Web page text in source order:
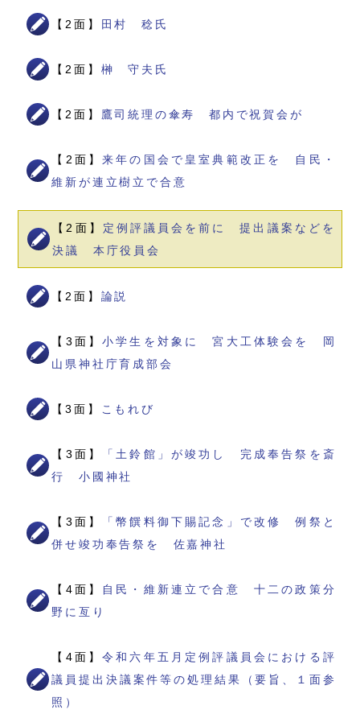
【2面】 田村 稔氏
【2面】 榊 守夫氏
【2面】 鷹司統理の傘寿 都内で祝賀会が
【2面】来年の国会で皇室典範改正を 自民・
維新が連立樹立で合意
【2面】 定例評議員会を前に 提出議案などを
決議 本庁役員会
【2面】 論説
【3面】小学生を対象に 宮大工体験会を 岡
山県神社庁育成部会
【3面】 こもれび
【3面】
「土鈴館」が竣功し 完成奉告祭を斎
行 小國神社
【3面】
「幣饌料御下賜記念」で改修 例祭と
併せ竣功奉告祭を 佐嘉神社
【4面】
自民・維新連立で合意 十二の政策分
野に亙り
【4面】令和六年五月定例評議員会における評
議員提出決議案件等の処理結果（要旨、１面参
照）